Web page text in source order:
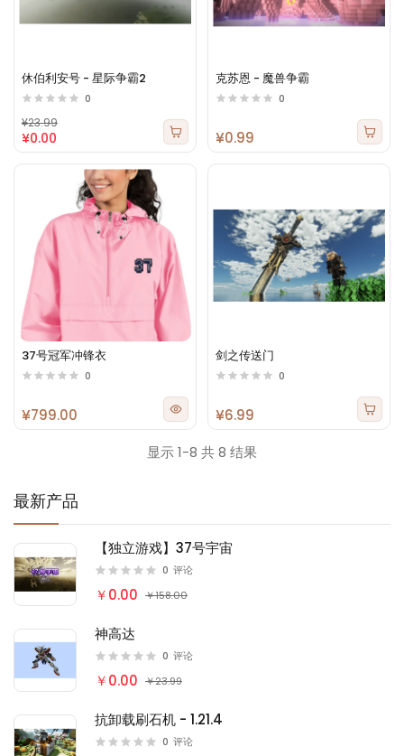
最新产品
【独立游戏】37号宇宙
0 评论
￥0.00 ￥158.00
神高达
0 评论
￥0.00 ￥23.99
抗卸载刷石机 - 1.21.4
0 评论
休伯利安号 - 星际争霸2
0
¥0.00
¥23.99
克苏恩 - 魔兽争霸
0
¥0.99
37号冠军冲锋衣
0
¥799.00
剑之传送门
0
¥6.99
显示 1-8 共 8 结果